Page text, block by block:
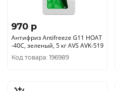
970 p
Антифриз Antifreeze G11 HOAT
-40C, зеленый, 5 кг AVS AVK-519
Код товара: 196989